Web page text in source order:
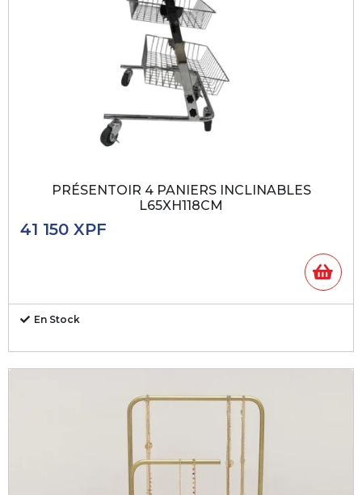
PRÉSENTOIR 4 PANIERS INCLINABLES
L65XH118CM
41 150XPF
En Stock